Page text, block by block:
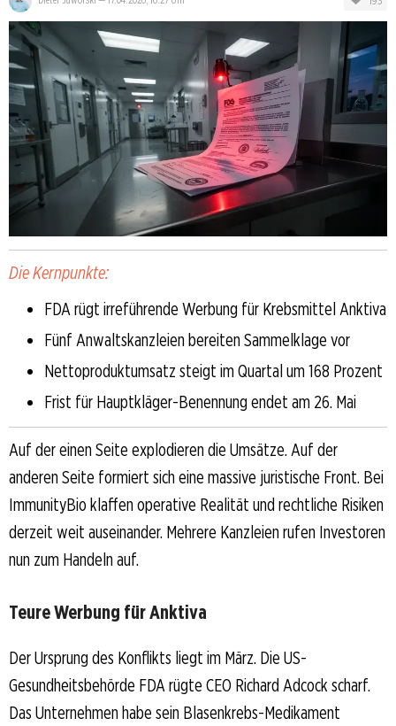
Die Kernpunkte:
FDA rügt irreführende Werbung für Krebsmittel Anktiva
Fünf Anwaltskanzleien bereiten Sammelklage vor
Nettoproduktumsatz steigt im Quartal um 168 Prozent
Frist für Hauptkläger-Benennung endet am 26. Mai
Auf der einen Seite explodieren die Umsätze. Auf der
anderen Seite formiert sich eine massive juristische Front. Bei
ImmunityBio klaffen operative Realität und rechtliche Risiken
derzeit weit auseinander. Mehrere Kanzleien rufen Investoren
nun zum Handeln auf.
Teure Werbung für Anktiva
Der Ursprung des Konflikts liegt im März. Die US-
Gesundheitsbehörde FDA rügte CEO Richard Adcock scharf.
Das Unternehmen habe sein Blasenkrebs-Medikament